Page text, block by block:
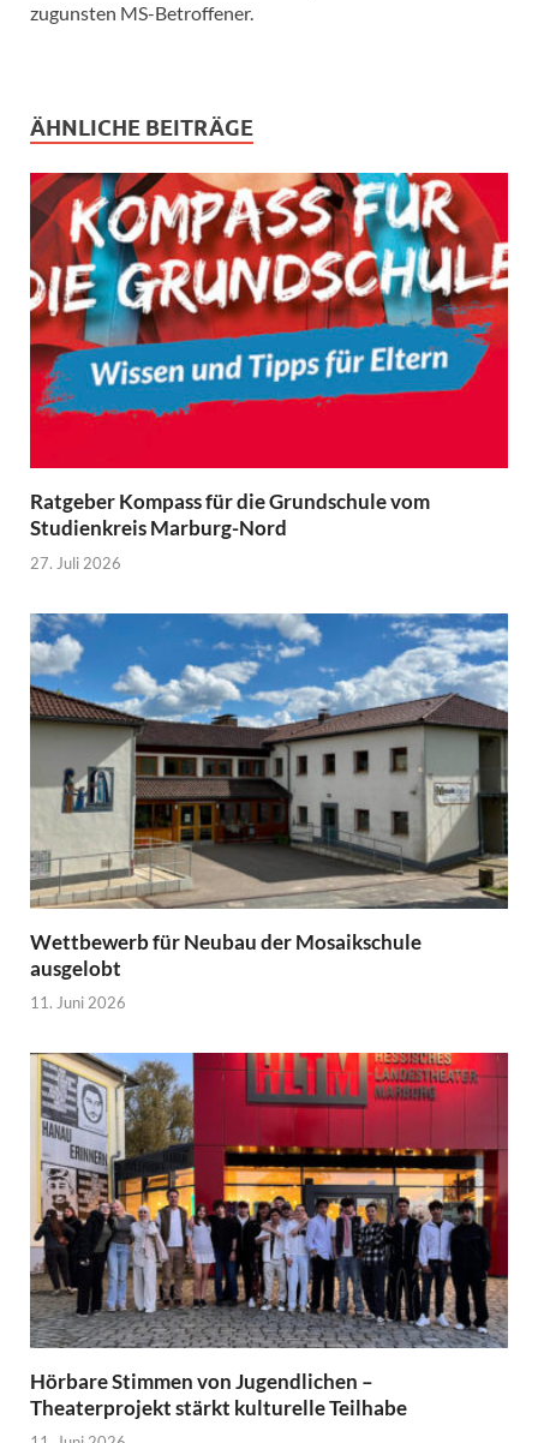
zugunsten MS-Betroffener.
ÄHNLICHE BEITRÄGE
Ratgeber Kompass für die Grundschule vom
Studienkreis Marburg-Nord
27. Juli 2026
Wettbewerb für Neubau der Mosaikschule
ausgelobt
11. Juni 2026
Hörbare Stimmen von Jugendlichen –
Theaterprojekt stärkt kulturelle Teilhabe